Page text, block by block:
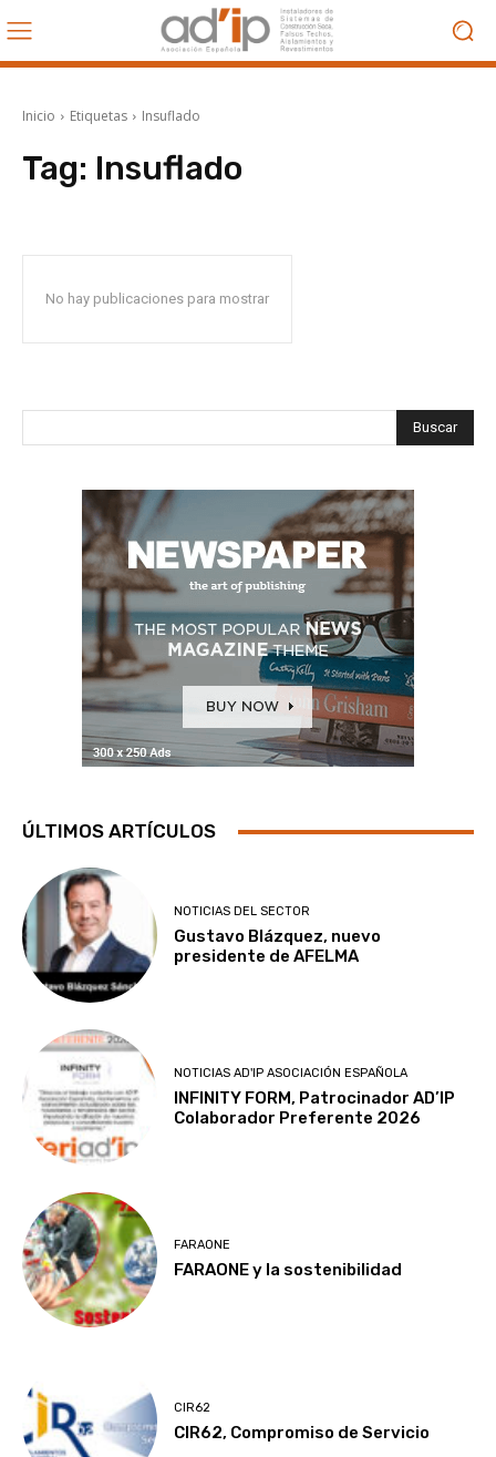
Inicio Etiquetas Insuflado
Tag: Insuflado
No hay publicaciones para mostrar
Buscar
ÚLTIMOS ARTÍCULOS
NOTICIAS DEL SECTOR
Gustavo Blázquez, nuevo
presidente de AFELMA
NOTICIAS AD'IP ASOCIACIÓN ESPAÑOLA
INFINITY FORM, Patrocinador AD’IP
Colaborador Preferente 2026
FARAONE
FARAONE y la sostenibilidad
CIR62
CIR62, Compromiso de Servicio